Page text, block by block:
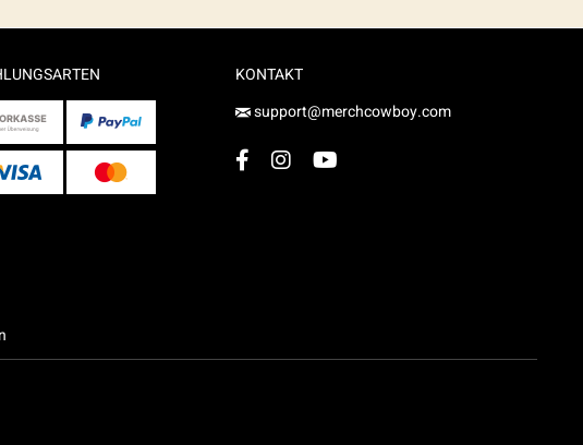
KONTAKT
support@merchcowboy.com